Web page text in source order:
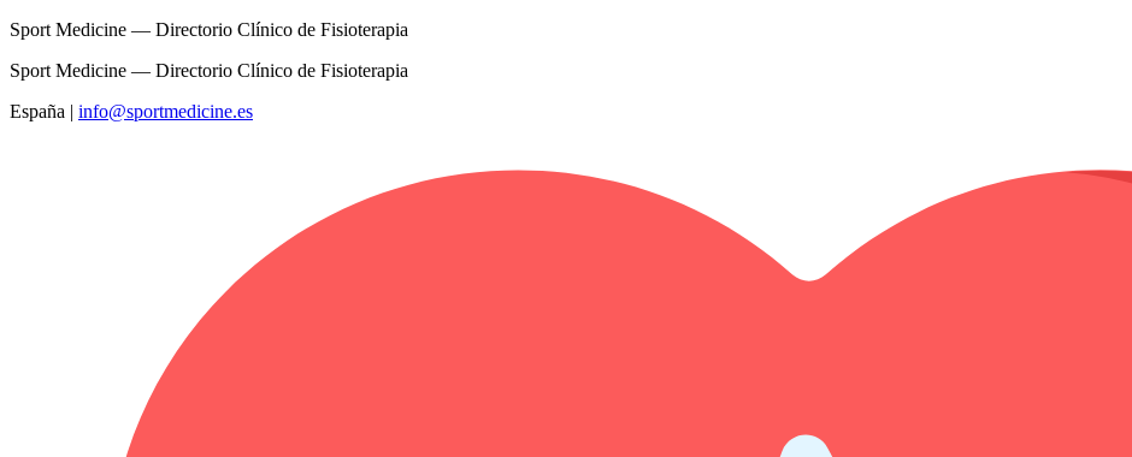
Sport Medicine — Directorio Clínico de Fisioterapia
Sport Medicine — Directorio Clínico de Fisioterapia
España | info@sportmedicine.es